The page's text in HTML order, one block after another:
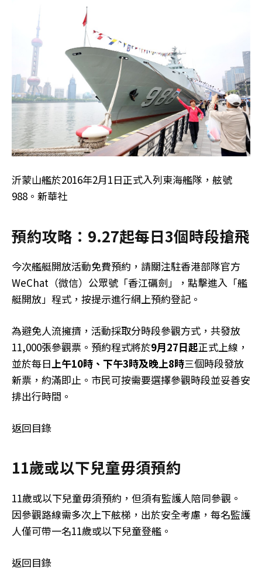
沂蒙山艦於2016年2月1日正式入列東海艦隊，舷號
988。新華社
預約攻略：9.27起每日3個時段搶飛
今次艦艇開放活動免費預約，請關注駐香港部隊官方
WeChat（微信）公眾號「香江礪劍」，點擊進入「艦
艇開放」程式，按提示進行網上預約登記。
為避免人流擁擠，活動採取分時段參觀方式，共發放
11,000張參觀票。預約程式將於9月27日起正式上線，
並於每日上午10時、下午3時及晚上8時三個時段發放
新票，約滿即止。市民可按需要選擇參觀時段並妥善安
排出行時間。
返回目錄
11歲或以下兒童毋須預約
11歲或以下兒童毋須預約，但須有監護人陪同參觀。
因參觀路線需多次上下舷梯，出於安全考慮，每名監護
人僅可帶一名11歲或以下兒童登艦。
返回目錄